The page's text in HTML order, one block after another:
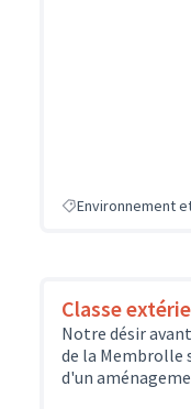
Environnement
Classe
Notre désir
de la Membrolle
d'un